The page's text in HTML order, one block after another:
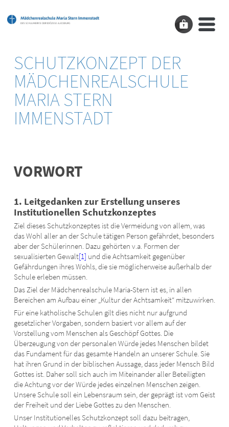
SCHUTZKONZEPT DER
MÄDCHENREALSCHULE
MARIA STERN
IMMENSTADT
VORWORT
1. Leitgedanken zur Erstellung unseres
Institutionellen Schutzkonzeptes
Ziel dieses Schutzkonzeptes ist die Vermeidung von allem, was
das Wohl aller an der Schule tätigen Person gefährdet, besonders
aber der Schülerinnen. Dazu gehörten v.a. Formen der
sexualisierten Gewalt[1] und die Achtsamkeit gegenüber
Gefährdungen ihres Wohls, die sie möglicherweise außerhalb der
Schule erleben müssen.
Das Ziel der Mädchenrealschule Maria-Stern ist es, in allen
Bereichen am Aufbau einer „Kultur der Achtsamkeit“ mitzuwirken.
Für eine katholische Schulen gilt dies nicht nur aufgrund
gesetzlicher Vorgaben, sondern basiert vor allem auf der
Vorstellung vom Menschen als Geschöpf Gottes. Die
Überzeugung von der personalen Würde jedes Menschen bildet
das Fundament für das gesamte Handeln an unserer Schule. Sie
hat ihren Grund in der biblischen Aussage, dass jeder Mensch Bild
Gottes ist. Daher soll sich auch im Miteinander aller Beteiligten
die Achtung vor der Würde jedes einzelnen Menschen zeigen.
Unsere Schule soll ein Lebensraum sein, der geprägt ist vom Geist
der Freiheit und der Liebe Gottes zu den Menschen.
Unser Institutionelles Schutzkonzept soll dazu beitragen,